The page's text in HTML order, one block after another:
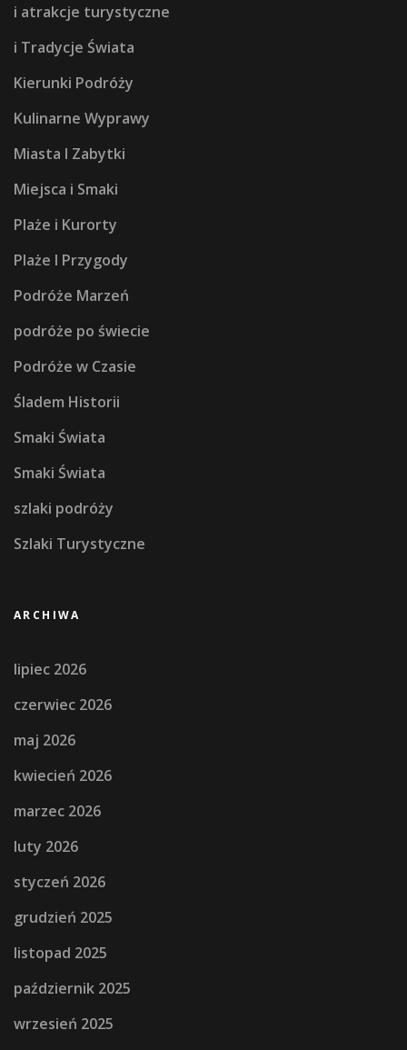
i atrakcje turystyczne
i Tradycje Świata
Kierunki Podróży
Kulinarne Wyprawy
Miasta I Zabytki
Miejsca i Smaki
Plaże i Kurorty
Plaże I Przygody
Podróże Marzeń
podróże po świecie
Podróże w Czasie
Śladem Historii
Smaki Świata
Smaki Świata
szlaki podróży
Szlaki Turystyczne
ARCHIWA
lipiec 2026
czerwiec 2026
maj 2026
kwiecień 2026
marzec 2026
luty 2026
styczeń 2026
grudzień 2025
listopad 2025
październik 2025
wrzesień 2025